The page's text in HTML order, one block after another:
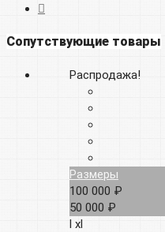
Сопутствующие товары
Распродажа!
Размеры
100 000 ₽
50 000 ₽
l xl